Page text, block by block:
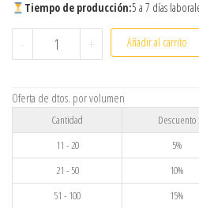
Tiempo de producción:5 a 7 días
- Botella Byron de acero
+ Añadir al carrito
Oferta de dtos. por volumen
Cantidad Descuento
11 - 20
5%
21 - 50
10%
51 - 100
15%